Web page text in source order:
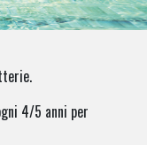
4/5 anni per